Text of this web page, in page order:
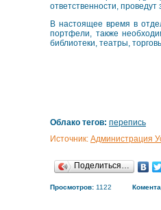
ответственности,
В настоящее время в
портфели, также
библиотеки, театры,
Облако тегов: перепись
Источник: Администрация
Поделиться…
Просмотров: 1122